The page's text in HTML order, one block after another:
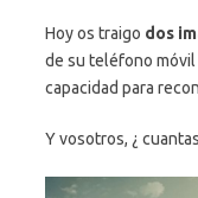
Hoy os traigo dos
de su teléfono móvil
capacidad para
Y vosotros, ¿